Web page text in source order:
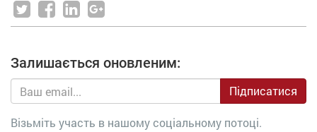
Залишається оновленим:
Підписатися
Візьміть участь в нашому соціальному потоці.